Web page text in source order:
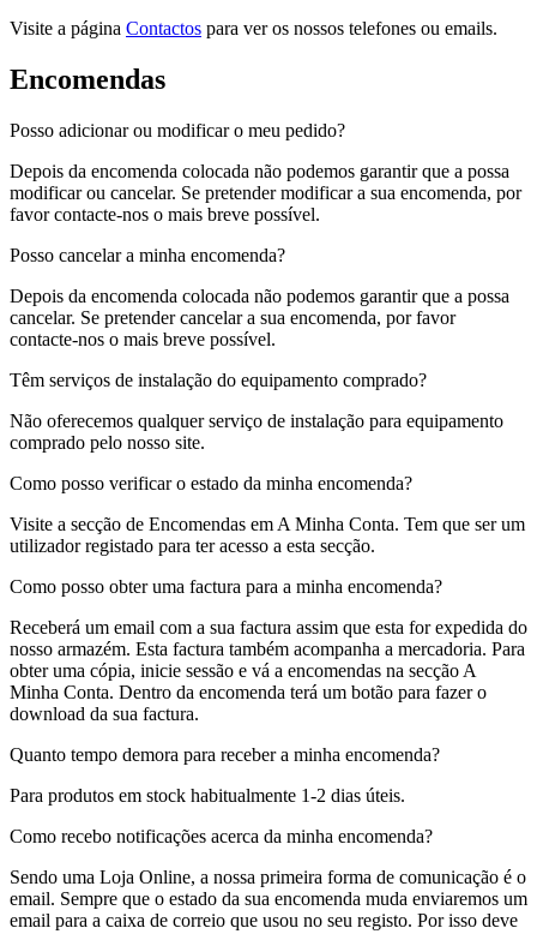
Visite a página Contactos para ver os nossos telefones ou emails.
Encomendas
Posso adicionar ou modificar o meu pedido?
Depois da encomenda colocada não podemos garantir que a possa
modificar ou cancelar. Se pretender modificar a sua encomenda, por
favor contacte-nos o mais breve possível.
Posso cancelar a minha encomenda?
Depois da encomenda colocada não podemos garantir que a possa
cancelar. Se pretender cancelar a sua encomenda, por favor
contacte-nos o mais breve possível.
Têm serviços de instalação do equipamento comprado?
Não oferecemos qualquer serviço de instalação para equipamento
comprado pelo nosso site.
Como posso verificar o estado da minha encomenda?
Visite a secção de Encomendas em A Minha Conta. Tem que ser um
utilizador registado para ter acesso a esta secção.
Como posso obter uma factura para a minha encomenda?
Receberá um email com a sua factura assim que esta for expedida do
nosso armazém. Esta factura também acompanha a mercadoria. Para
obter uma cópia, inicie sessão e vá a encomendas na secção A
Minha Conta. Dentro da encomenda terá um botão para fazer o
download da sua factura.
Quanto tempo demora para receber a minha encomenda?
Para produtos em stock habitualmente 1-2 dias úteis.
Como recebo notificações acerca da minha encomenda?
Sendo uma Loja Online, a nossa primeira forma de comunicação é o
email. Sempre que o estado da sua encomenda muda enviaremos um
email para a caixa de correio que usou no seu registo. Por isso deve